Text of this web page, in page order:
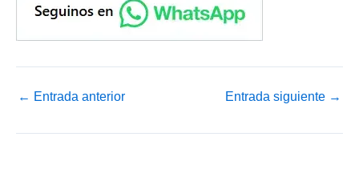
← Entrada anterior Entrada siguiente →